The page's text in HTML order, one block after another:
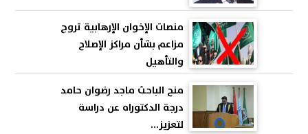
منصات الإخوان الإرهابية تروج
مزاعم بشأن مراكز الإصلاح
والتأهيل
منح الباحث ماجد رضوان حامد
درجة الدكتوراه عن دراسة
لتعزيز...